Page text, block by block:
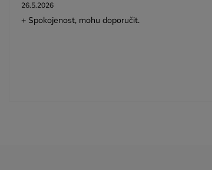
26.5.2026
+ Spokojenost, mohu doporučit.